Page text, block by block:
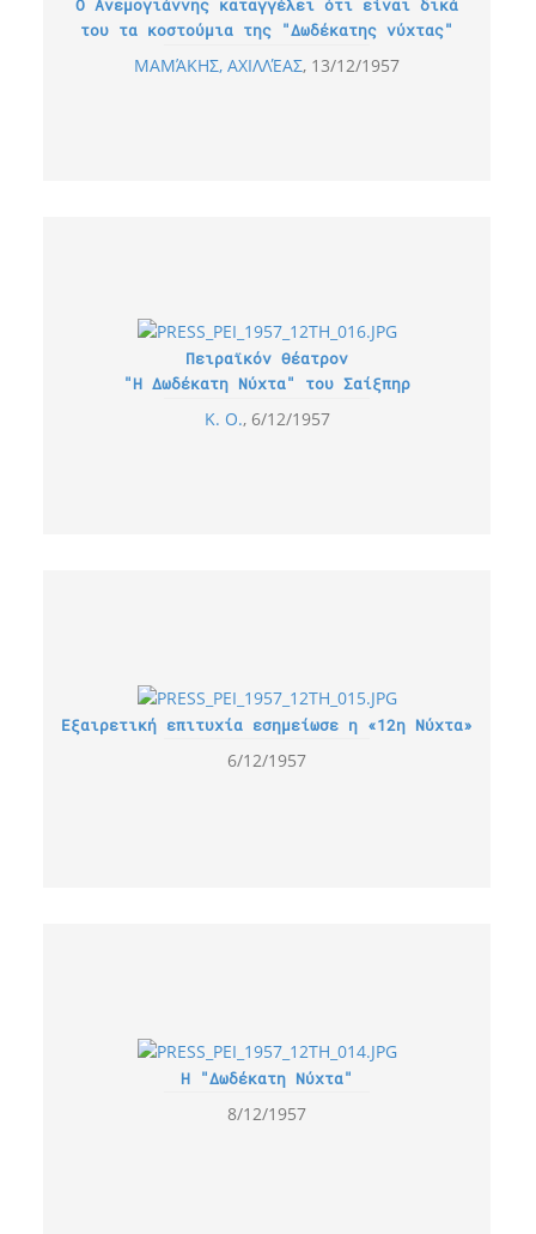
Ο Ανεμογιάννης καταγγέλει ότι είναι δικά
του τα κοστούμια της "Δωδέκατης νύχτας"
ΜΑΜΆΚΗΣ, ΑΧΙΛΛΈΑΣ 13/12/1957
Πειραϊκόν Θέατρον
"Η Δωδέκατη Νύχτα" του Σαίξπηρ
Κ. Ο. 6/12/1957
Εξαιρετική επιτυχία εσημείωσε η «12η Νύχτα»
6/12/1957
Η "Δωδέκατη Νύχτα"
8/12/1957